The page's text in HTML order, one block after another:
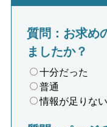
質問：お求め
ましたか？
十分だった
普通
情報が足りない